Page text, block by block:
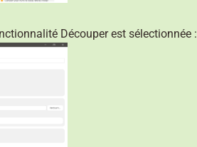
Découper est sélectionnée :